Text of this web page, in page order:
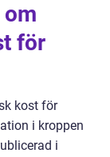
för
kost för
i kroppen
i